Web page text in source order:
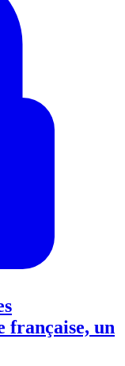
française, un